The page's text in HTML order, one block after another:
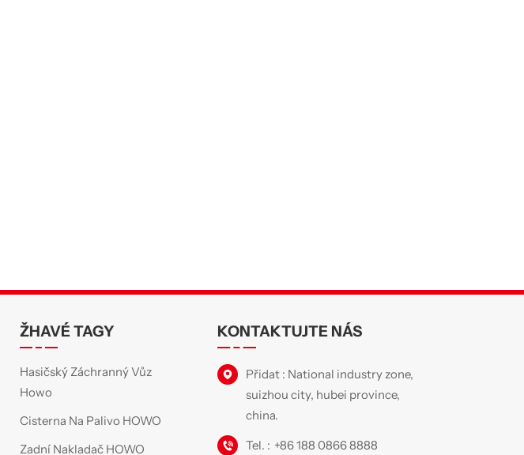
ŽHAVÉ TAGY
Hasičský Záchranný Vůz
Howo
Cisterna Na Palivo HOWO
Zadní Nakladač HOWO
KONTAKTUJTE NÁS
Přidat : National industry zone,
suizhou city, hubei province,
china.
Tel. : +86 188 0866 8888